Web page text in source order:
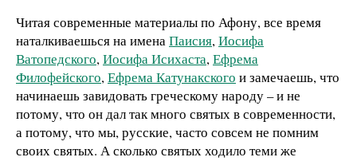
Читая современные материалы по Афону, все время
наталкиваешься на именаПаисия,Иосифа
Ватопедского,Иосифа Исихаста,Ефрема
Филофейского,Ефрема Катунакского и замечаешь, что
начинаешь завидовать греческому народу – и не
потому, что он дал так много святых в современности,
а потому, что мы, русские, часто совсем не помним
своих святых. А сколько святых ходило теми же